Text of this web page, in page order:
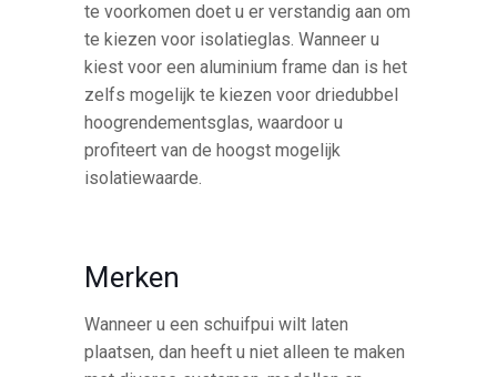
te voorkomen doet u er verstandig aan om
te kiezen voor isolatieglas. Wanneer u
kiest voor een aluminium frame dan is het
zelfs mogelijk te kiezen voor driedubbel
hoogrendementsglas, waardoor u
profiteert van de hoogst mogelijk
isolatiewaarde.
Merken
Wanneer u een schuifpui wilt laten
plaatsen, dan heeft u niet alleen te maken